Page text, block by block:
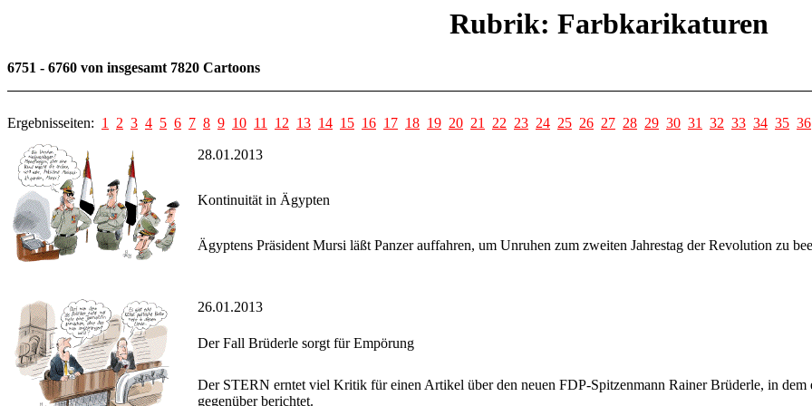
Rubrik: Farbkarikaturen
6751 - 6760 von insgesamt 7820 Cartoons
Ergebnisseiten: 1 2 3 4 5 6 7 8 9 10 11 12 13 14 15 16 17 18 19 20 21 22 23 24 25 26 27 28 29 30 31 32 33 34 35 36
28.01.2013
Kontinuität in Ägypten
Ägyptens Präsident Mursi läßt Panzer auffahren, um Unruhen zum zweiten Jahrestag der Revolution zu
26.01.2013
Der Fall Brüderle sorgt für Empörung
Der STERN erntet viel Kritik für einen Artikel über den neuen FDP-Spitzenmann Rainer Brüderle, in
gegenüber berichtet.